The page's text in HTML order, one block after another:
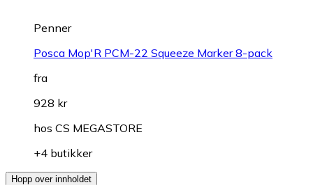
Penner
Posca Mop'R PCM-22 Squeeze Marker 8-pack
fra
928 kr
hos CS MEGASTORE
+4 butikker
Hopp over innholdet